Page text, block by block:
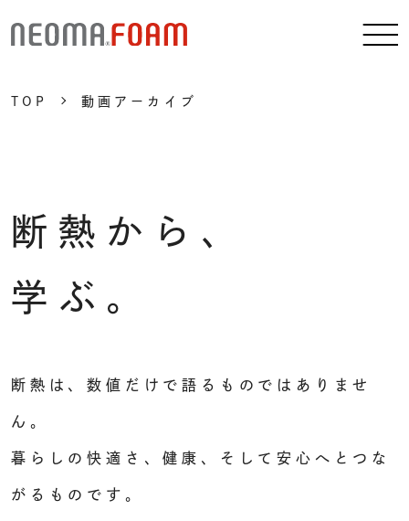
TOP 動画アーカイブ
断熱から、
学ぶ。
断熱は、数値だけで語るものではありませ
ん。
暮らしの快適さ、健康、そして安心へとつな
がるものです。